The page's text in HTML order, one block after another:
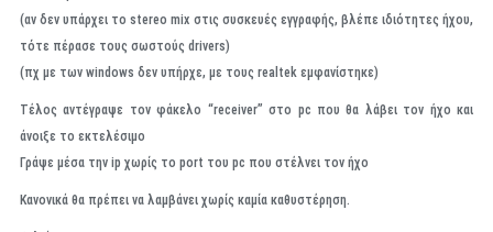
(αν δεν υπάρχει το stereo mix στις συσκευές εγγραφής, βλέπε ιδιότητες ήχου,
τότε πέρασε τους σωστούς drivers)
(πχ με των windows δεν υπήρχε, με τους realtek εμφανίστηκε)
Τέλος αντέγραψε τον φάκελο “receiver” στο pc που θα λάβει τον ήχο και
άνοιξε το εκτελέσιμο
Γράψε μέσα την ip χωρίς το port του pc που στέλνει τον ήχο
Κανονικά θα πρέπει να λαμβάνει χωρίς καμία καθυστέρηση.